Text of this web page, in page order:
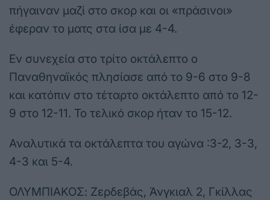
πήγαιναν μαζί στο σκορ και οι «πράσινοι»
έφεραν το ματς στα ίσα με 4-4.
Εν συνεχεία στο τρίτο οκτάλεπτο ο
Παναθηναϊκός πλησίασε από το 9-6 στο 9-8
και κατόπιν στο τέταρτο οκτάλεπτο από το 12-
9 στο 12-11. Το τελικό σκορ ήταν το 15-12.
Αναλυτικά τα οκτάλεπτα του αγώνα :3-2, 3-3,
4-3 και 5-4.
ΟΛΥΜΠΙΑΚΟΣ: Ζερδεβάς, Άνγκιαλ 2, Γκίλλας